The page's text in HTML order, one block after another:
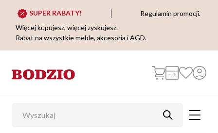
SUPER RABATY!
Regulamin promocji.
Więcej kupujesz, więcej zyskujesz.
Rabat na wszystkie meble, akcesoria i AGD.